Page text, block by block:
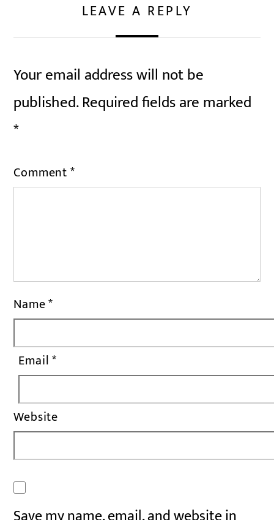
LEAVE A REPLY
Your email address will not be
published.Required fields are marked
*
Comment*
Name*
Email*
Website